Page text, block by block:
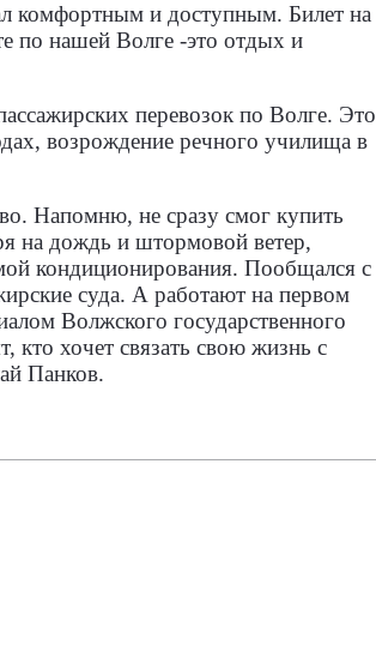
комфортным и доступным. Билет на
по нашей Волге -это отдых и
перевозок по Волге. Это
возрождение речного училища в
Напомню, не сразу смог купить
на дождь и штормовой ветер,
кондиционирования. Пообщался с
суда. А работают на первом
Волжского государственного
кто хочет связать свою жизнь с
Панков.